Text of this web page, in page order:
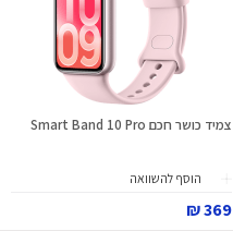
צמיד כושר חכם Smart Band 10 Pro
הוסף להשוואה
369 ₪